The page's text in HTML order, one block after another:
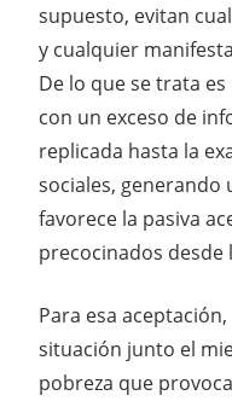
supuesto, evitan
y cualquier
De lo que se trata
con un exceso de
replicada hasta la
sociales, generando
favorece la pasiva
precocinados desde
Para esa
situación junto el
pobreza que